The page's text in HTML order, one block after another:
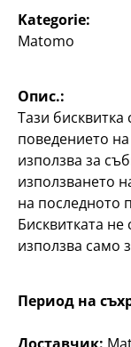
Устойчивост
Потребители
Информация
Търсачка на
Kategorie:
Matomo
Опис.:
Тази бисквитка
поведението
използва за
използването
на последното
Бисквитката
използва само
Период на